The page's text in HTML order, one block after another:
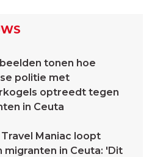
tonen hoe
politie met
optreedt tegen
in Ceuta
Maniac loopt
migranten in Ceuta: 'Dit